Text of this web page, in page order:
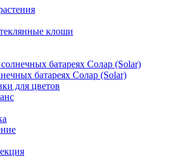
клоши
батареях Солар (Solar)
батареях Солар (Solar)
для цветов